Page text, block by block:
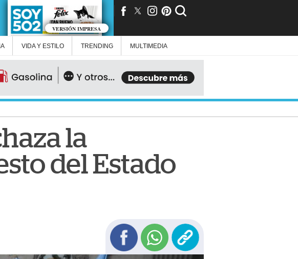
VERSIÓN IMPRESA
VIDA Y ESTILO TRENDING MULTIMEDIA
la
del Estado